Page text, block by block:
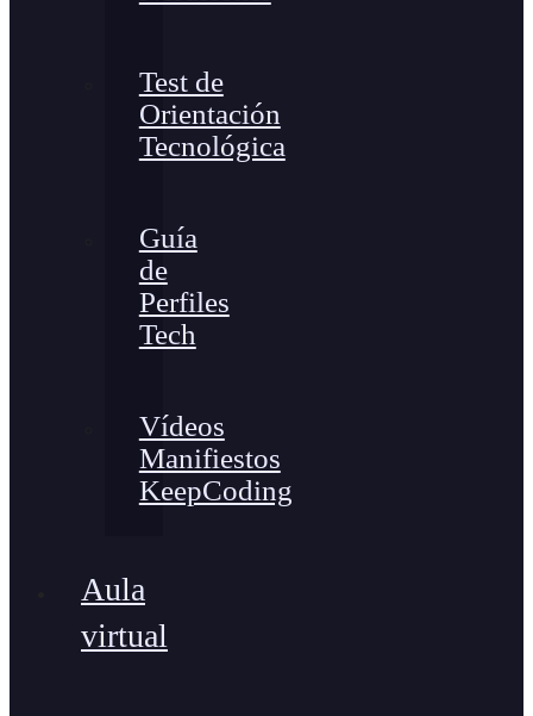
Test de
Orientación
Tecnológica
Guía
de
Perfiles
Tech
Vídeos
Manifiestos
KeepCoding
Aula
virtual